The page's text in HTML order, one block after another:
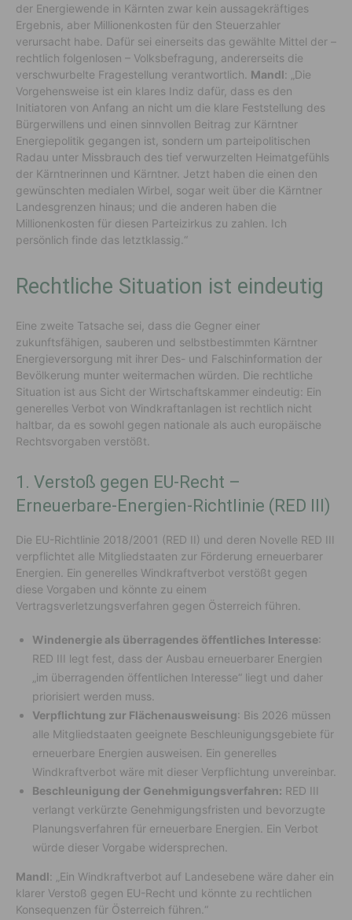
der Energiewende in Kärnten zwar kein aussagekräftiges
Ergebnis, aber Millionenkosten für den Steuerzahler
verursacht habe. Dafür sei einerseits das gewählte Mittel der –
rechtlich folgenlosen – Volksbefragung, andererseits die
verschwurbelte Fragestellung verantwortlich. Mandl: „Die
Vorgehensweise ist ein klares Indiz dafür, dass es den
Initiatoren von Anfang an nicht um die klare Feststellung des
Bürgerwillens und einen sinnvollen Beitrag zur Kärntner
Energiepolitik gegangen ist, sondern um parteipolitischen
Radau unter Missbrauch des tief verwurzelten Heimatgefühls
der Kärntnerinnen und Kärntner. Jetzt haben die einen den
gewünschten medialen Wirbel, sogar weit über die Kärntner
Landesgrenzen hinaus; und die anderen haben die
Millionenkosten für diesen Parteizirkus zu zahlen. Ich
persönlich finde das letztklassig.“
Rechtliche Situation ist eindeutig
Eine zweite Tatsache sei, dass die Gegner einer
zukunftsfähigen, sauberen und selbstbestimmten Kärntner
Energieversorgung mit ihrer Des- und Falschinformation der
Bevölkerung munter weitermachen würden. Die rechtliche
Situation ist aus Sicht der Wirtschaftskammer eindeutig: Ein
generelles Verbot von Windkraftanlagen ist rechtlich nicht
haltbar, da es sowohl gegen nationale als auch europäische
Rechtsvorgaben verstößt.
1. Verstoß gegen EU-Recht –
Erneuerbare-Energien-Richtlinie (RED III)
Die EU-Richtlinie 2018/2001 (RED II) und deren Novelle RED III
verpflichtet alle Mitgliedstaaten zur Förderung erneuerbarer
Energien. Ein generelles Windkraftverbot verstößt gegen
diese Vorgaben und könnte zu einem
Vertragsverletzungsverfahren gegen Österreich führen.
Windenergie als überragendes öffentliches Interesse:
RED III legt fest, dass der Ausbau erneuerbarer Energien
„im überragenden öffentlichen Interesse“ liegt und daher
priorisiert werden muss.
Verpflichtung zur Flächenausweisung: Bis 2026 müssen
alle Mitgliedstaaten geeignete Beschleunigungsgebiete für
erneuerbare Energien ausweisen. Ein generelles
Windkraftverbot wäre mit dieser Verpflichtung unvereinbar.
Beschleunigung der Genehmigungsverfahren: RED III
verlangt verkürzte Genehmigungsfristen und bevorzugte
Planungsverfahren für erneuerbare Energien. Ein Verbot
würde dieser Vorgabe widersprechen.
Mandl: „Ein Windkraftverbot auf Landesebene wäre daher ein
klarer Verstoß gegen EU-Recht und könnte zu rechtlichen
Konsequenzen für Österreich führen.“